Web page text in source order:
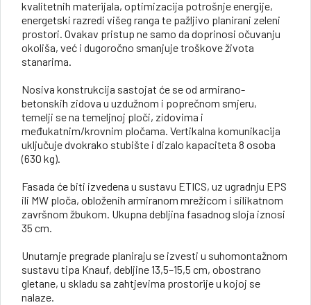
kvalitetnih materijala, optimizacija potrošnje energije,
energetski razredi višeg ranga te pažljivo planirani zeleni
prostori. Ovakav pristup ne samo da doprinosi očuvanju
okoliša, već i dugoročno smanjuje troškove života
stanarima.
Nosiva konstrukcija sastojat će se od armirano-
betonskih zidova u uzdužnom i poprečnom smjeru,
temelji se na temeljnoj ploči, zidovima i
međukatnim/krovnim pločama. Vertikalna komunikacija
uključuje dvokrako stubište i dizalo kapaciteta 8 osoba
(630 kg).
Fasada će biti izvedena u sustavu ETICS, uz ugradnju EPS
ili MW ploča, obloženih armiranom mrežicom i silikatnom
završnom žbukom. Ukupna debljina fasadnog sloja iznosi
35 cm.
Unutarnje pregrade planiraju se izvesti u suhomontažnom
sustavu tipa Knauf, debljine 13,5–15,5 cm, obostrano
gletane, u skladu sa zahtjevima prostorije u kojoj se
nalaze.